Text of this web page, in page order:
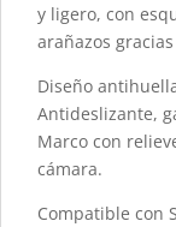
y ligero, con
arañazos
Diseño
Antideslizante,
Marco con
cámara.
Compatible con